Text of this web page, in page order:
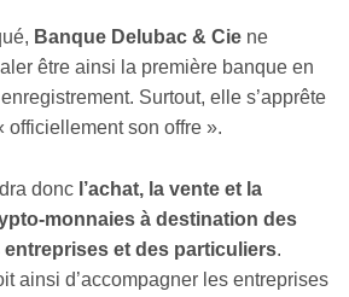
Banque Delubac & Cie ne
être ainsi la première banque en
Surtout, elle s’apprête
officiellement son offre ».
donc l’achat, la vente et la
monnaies à destination des
et des particuliers.
ainsi d’accompagner les entreprises